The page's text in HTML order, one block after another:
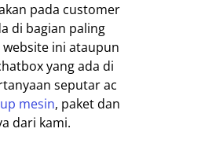
pada customer
di bagian paling
ini ataupun
yang ada di
seputar ac
mesin, paket dan
dari kami.